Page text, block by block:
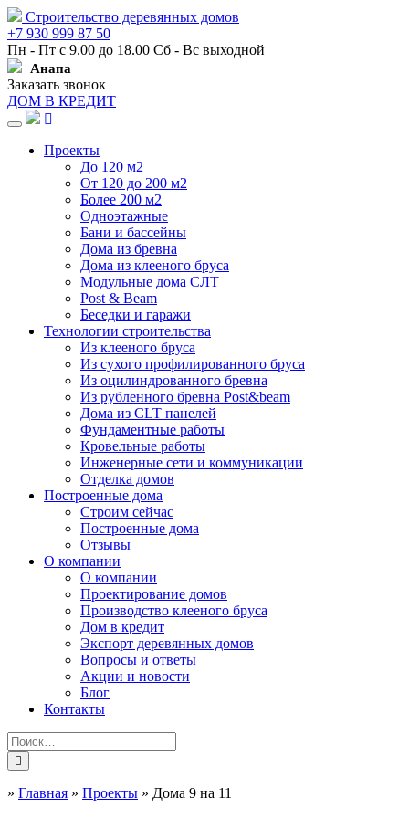
Строительство деревянных домов
+7 930 999 87 50
Пн - Пт с 9.00 до 18.00 Сб - Вс выходной
Анапа
Заказать звонок
ДОМ В КРЕДИТ
Навигация
Проекты
До 120 м2
От 120 до 200 м2
Более 200 м2
Одноэтажные
Бани и бассейны
Дома из бревна
Дома из клееного бруса
Модульные дома СЛТ
Post & Beam
Беседки и гаражи
Технологии строительства
Из клееного бруса
Из сухого профилированного бруса
Из оцилиндрованного бревна
Из рубленного бревна Post&beam
Дома из CLT панелей
Фундаментные работы
Кровельные работы
Инженерные сети и коммуникации
Отделка домов
Построенные дома
Строим сейчас
Построенные дома
Отзывы
О компании
О компании
Проектирование домов
Производство клееного бруса
Дом в кредит
Экспорт деревянных домов
Вопросы и ответы
Акции и новости
Блог
Контакты
» Главная » Проекты » Дома 9 на 11